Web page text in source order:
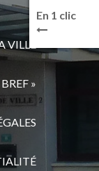
En 1 clic
VILLE
»